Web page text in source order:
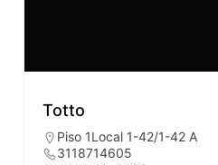
Totto
Piso 1Local 1-42/1-42 A
3118714605